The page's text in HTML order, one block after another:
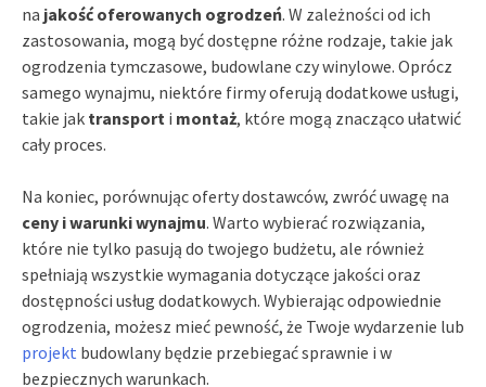
na jakość oferowanych ogrodzeń. W zależności od ich
zastosowania, mogą być dostępne różne rodzaje, takie jak
ogrodzenia tymczasowe, budowlane czy winylowe. Oprócz
samego wynajmu, niektóre firmy oferują dodatkowe usługi,
takie jak transport i montaż, które mogą znacząco ułatwić
cały proces.
Na koniec, porównując oferty dostawców, zwróć uwagę na
ceny i warunki wynajmu. Warto wybierać rozwiązania,
które nie tylko pasują do twojego budżetu, ale również
spełniają wszystkie wymagania dotyczące jakości oraz
dostępności usług dodatkowych. Wybierając odpowiednie
ogrodzenia, możesz mieć pewność, że Twoje wydarzenie lub
projekt budowlany będzie przebiegać sprawnie i w
bezpiecznych warunkach.